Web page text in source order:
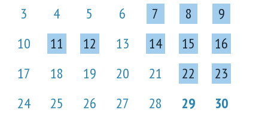
3
4 5 6 7 8
9
10
11 12 13 14 15
16
17
18 19 20 21 22
23
24
25 26 27 28 29
30